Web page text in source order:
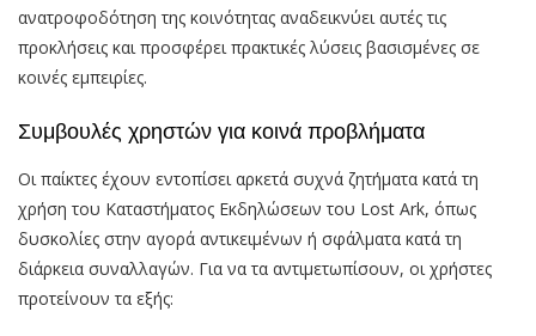
ανατροφοδότηση της κοινότητας αναδεικνύει αυτές τις
προκλήσεις και προσφέρει πρακτικές λύσεις βασισμένες σε
κοινές εμπειρίες.
Συμβουλές χρηστών για κοινά προβλήματα
Οι παίκτες έχουν εντοπίσει αρκετά συχνά ζητήματα κατά τη
χρήση του Καταστήματος Εκδηλώσεων του Lost Ark, όπως
δυσκολίες στην αγορά αντικειμένων ή σφάλματα κατά τη
διάρκεια συναλλαγών. Για να τα αντιμετωπίσουν, οι χρήστες
προτείνουν τα εξής: